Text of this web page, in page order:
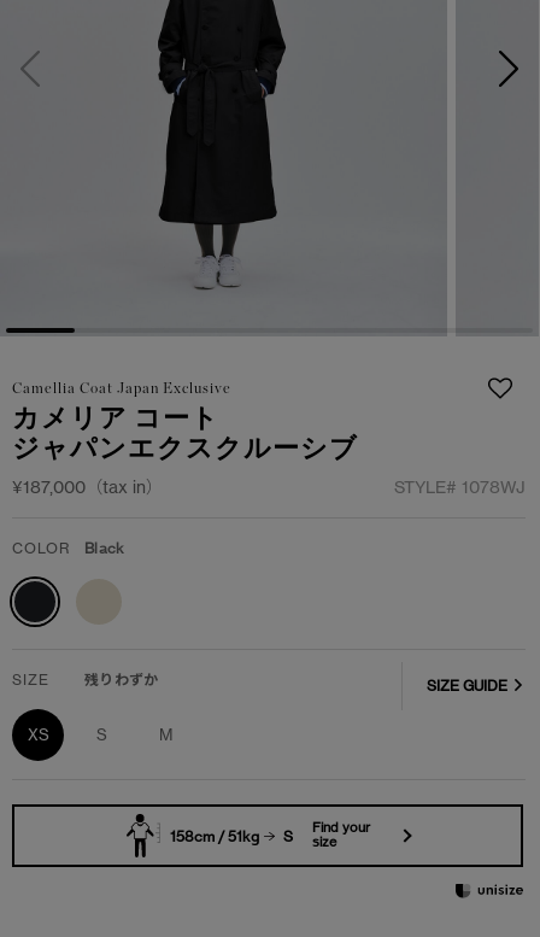
サマー 26 コレクションLOOK
日本限定モデル
スノーグース
メイドインジャパンTシャツ
アウターウェア
アクセサリー
フットウェア
コレクション
サマー 26 コレクションLOOK
日本限定モデル
スノーグース
メイドインジャパンTシャツ
アウターウェア
アクセサリー
フットウェア
コレクション
詳しく見る
Camellia Coat Japan Exclusive
カメリア コート
ジャパンエクスクルーシブ
¥187,000（tax in） STYLE# 1078WJ
COLOR Black
SIZE 残りわずか
XS S M
SIZE GUIDE
158cm / 51kg S
Find your
size